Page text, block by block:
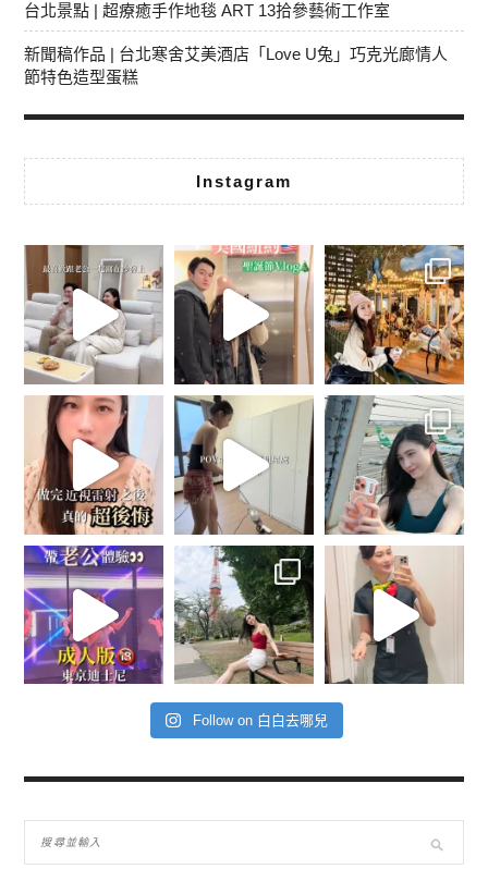
台北景點 | 超療癒手作地毯 ART 13拾參藝術工作室
新聞稿作品 | 台北寒舍艾美酒店「Love U兔」巧克光廊情人
節特色造型蛋糕
Instagram
Follow on 白白去哪兒